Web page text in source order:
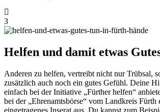
3
Helfen und damit etwas
Anderen zu helfen, vertreibt nicht nur Trübsal,
zusätzlich auch noch ein gutes Gefühl. Deine
einfach bei der Initiative „Fürther helfen“
bei der „Ehrenamtsbörse“ vom Landkreis Fürth
eingetragenes Inserat aus. Du kannst zum